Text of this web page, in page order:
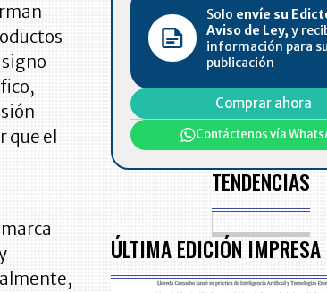
que el
Solo envíe su
Aviso de Ley, y
información para su
publicación
Comprar ahora
Contáctenos vía
TENDENCIAS
ÚLTIMA EDICIÓN IMPRESA